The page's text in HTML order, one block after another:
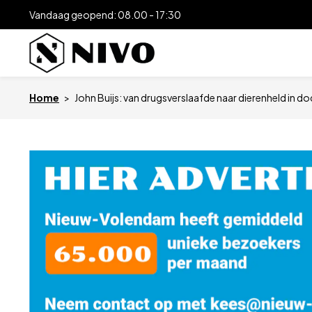
Vandaag geopend: 08.00 - 17:30
Home > John Buijs: van drugsverslaafde naar dierenheld in